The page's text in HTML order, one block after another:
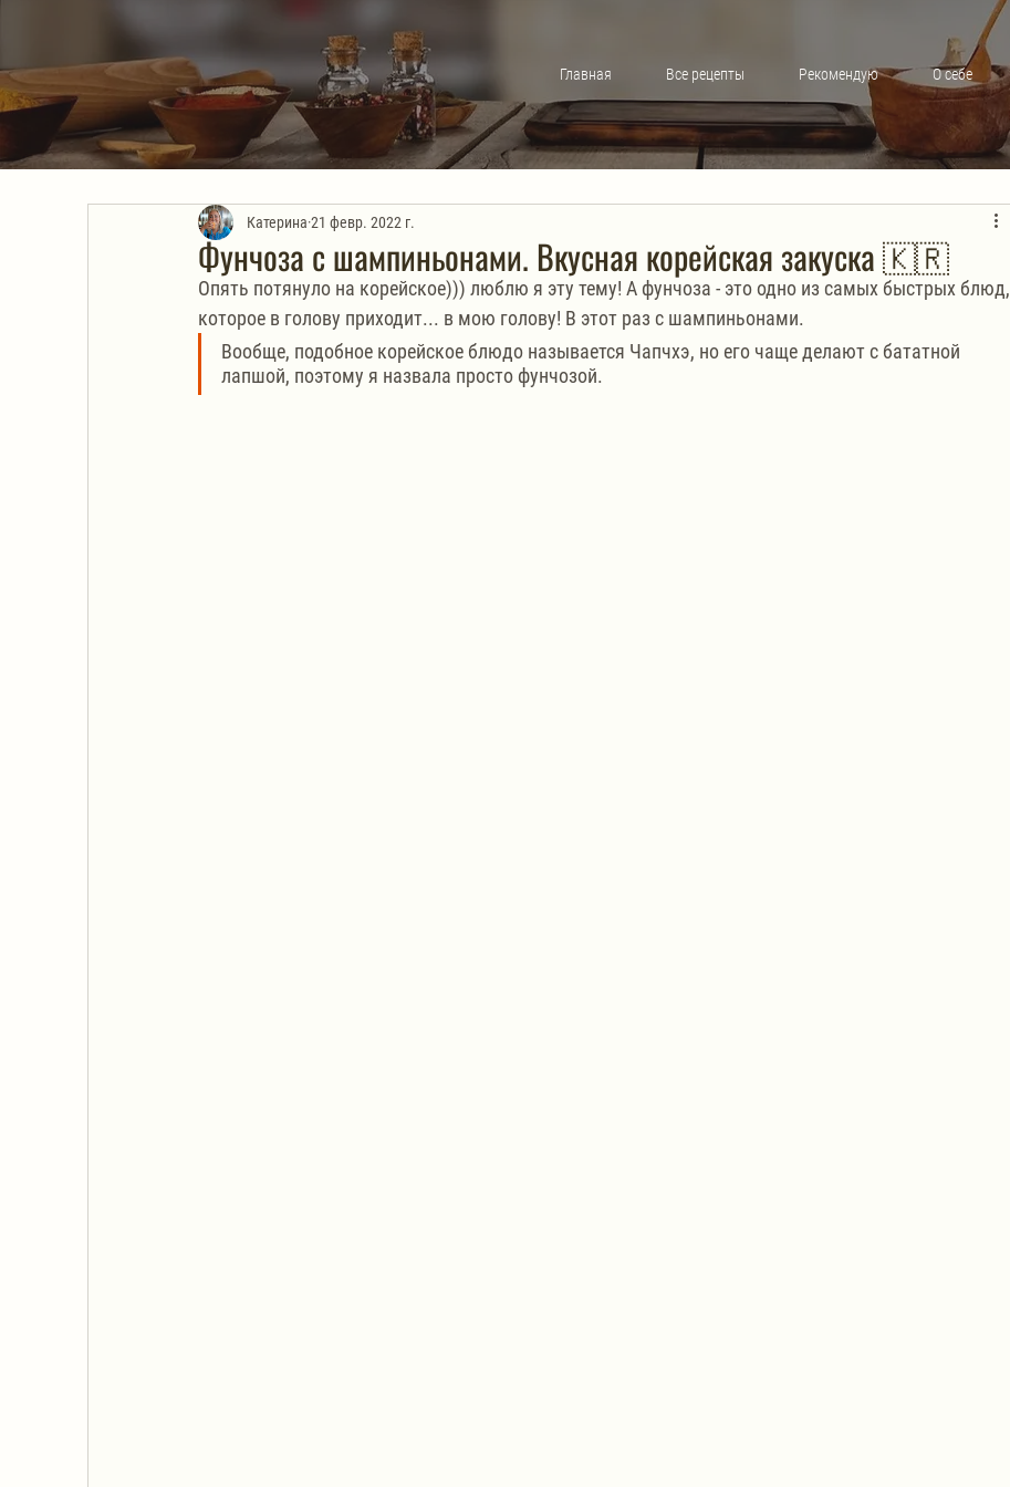
Главная Все рецепты Рекомендую О себе
Фунчоза с шампиньонами. Вкусная корейская закуска 🇰🇷
Катерина 21 февр. 2022 г.
Опять потянуло на корейское))) люблю я эту тему! А фунчоза - это одно из самых быстрых блюд,
которое в голову приходит... в мою голову! В этот раз с шампиньонами.
Вообще, подобное корейское блюдо называется Чапчхэ, но его чаще делают с бататной
лапшой, поэтому я назвала просто фунчозой.